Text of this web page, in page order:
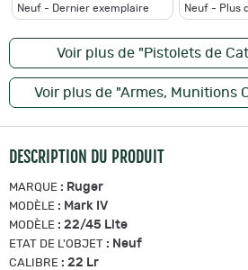
Neuf - Dernier exemplaire
Neuf - Plus
Voir plus de "Pistolets de
Voir plus de "Armes, Munitions
DESCRIPTION DU PRODUIT
MARQUE : Ruger
MODÈLE : Mark IV
MODÈLE : 22/45 Lite
ETAT DE L'OBJET : Neuf
CALIBRE : 22 Lr